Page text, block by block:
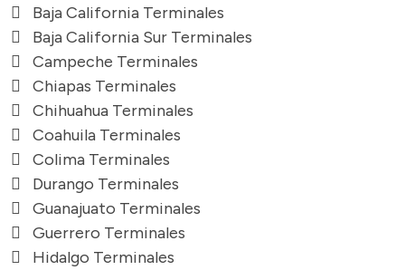
Baja California Terminales
Baja California Sur Terminales
Campeche Terminales
Chiapas Terminales
Chihuahua Terminales
Coahuila Terminales
Colima Terminales
Durango Terminales
Guanajuato Terminales
Guerrero Terminales
Hidalgo Terminales